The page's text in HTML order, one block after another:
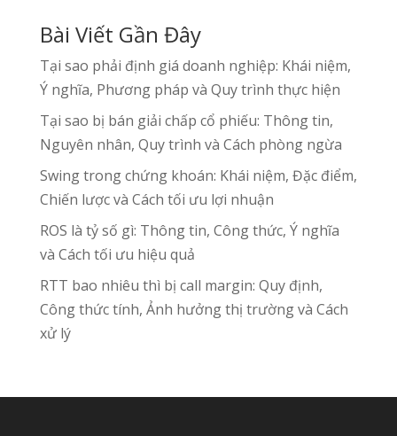
Bài Viết Gần Đây
Tại sao phải định giá doanh nghiệp: Khái niệm,
Ý nghĩa, Phương pháp và Quy trình thực hiện
Tại sao bị bán giải chấp cổ phiếu: Thông tin,
Nguyên nhân, Quy trình và Cách phòng ngừa
Swing trong chứng khoán: Khái niệm, Đặc điểm,
Chiến lược và Cách tối ưu lợi nhuận
ROS là tỷ số gì: Thông tin, Công thức, Ý nghĩa
và Cách tối ưu hiệu quả
RTT bao nhiêu thì bị call margin: Quy định,
Công thức tính, Ảnh hưởng thị trường và Cách
xử lý